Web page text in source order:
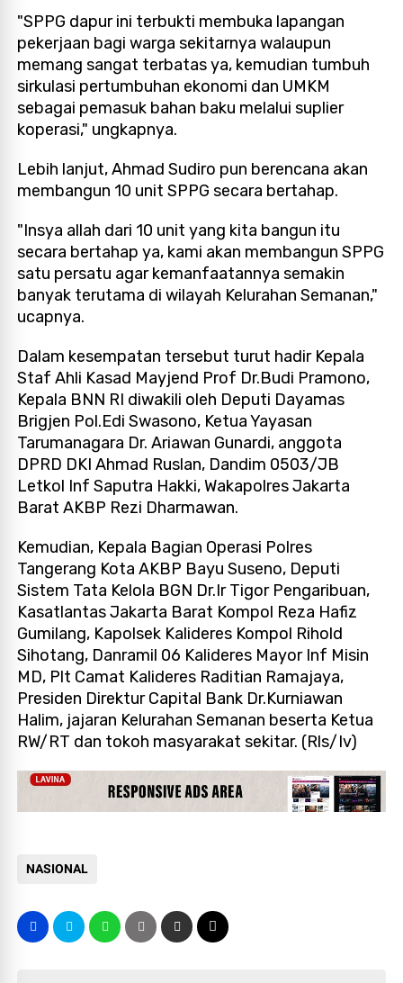
"SPPG dapur ini terbukti membuka lapangan
pekerjaan bagi warga sekitarnya walaupun
memang sangat terbatas ya, kemudian tumbuh
sirkulasi pertumbuhan ekonomi dan UMKM
sebagai pemasuk bahan baku melalui suplier
koperasi," ungkapnya.
Lebih lanjut, Ahmad Sudiro pun berencana akan
membangun 10 unit SPPG secara bertahap.
"Insya allah dari 10 unit yang kita bangun itu
secara bertahap ya, kami akan membangun SPPG
satu persatu agar kemanfaatannya semakin
banyak terutama di wilayah Kelurahan Semanan,"
ucapnya.
Dalam kesempatan tersebut turut hadir Kepala
Staf Ahli Kasad Mayjend Prof Dr.Budi Pramono,
Kepala BNN RI diwakili oleh Deputi Dayamas
Brigjen Pol.Edi Swasono, Ketua Yayasan
Tarumanagara Dr. Ariawan Gunardi, anggota
DPRD DKI Ahmad Ruslan, Dandim 0503/JB
Letkol Inf Saputra Hakki, Wakapolres Jakarta
Barat AKBP Rezi Dharmawan.
Kemudian, Kepala Bagian Operasi Polres
Tangerang Kota AKBP Bayu Suseno, Deputi
Sistem Tata Kelola BGN Dr.Ir Tigor Pengaribuan,
Kasatlantas Jakarta Barat Kompol Reza Hafiz
Gumilang, Kapolsek Kalideres Kompol Rihold
Sihotang, Danramil 06 Kalideres Mayor Inf Misin
MD, Plt Camat Kalideres Raditian Ramajaya,
Presiden Direktur Capital Bank Dr.Kurniawan
Halim, jajaran Kelurahan Semanan beserta Ketua
RW/RT dan tokoh masyarakat sekitar. (Rls/Iv)
NASIONAL